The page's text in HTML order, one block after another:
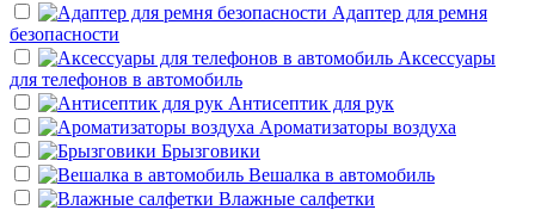
Адаптер для ремня
безопасности
Аксессуары
для телефонов в автомобиль
Антисептик для рук
Ароматизаторы воздуха
Брызговики
Вешалка в автомобиль
Влажные салфетки